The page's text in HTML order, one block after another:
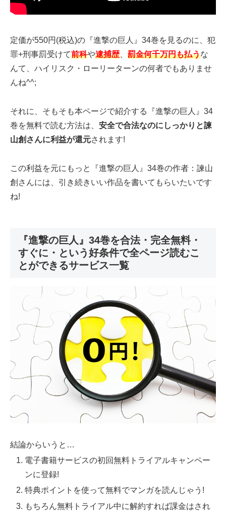
定価が550円(税込)の『進撃の巨人』34巻を見るのに、犯
罪+刑事罰受けて前科や逮捕歴、 罰金何千万円も払うな
んて、ハイリスク・ローリーターンの何者でもありませ
んね^^;
それに、そもそも本ページで紹介する『進撃の巨人』34
巻を無料で読む方法は、 安全で合法なのにしっかりと諫
山創さんに利益が還元されます!
この利益を元にもっと『進撃の巨人』34巻の作者：諫山
創さんには、引き続きいい作品を書いてもらいたいです
ね!
『進撃の巨人』34巻を合法・完全無料・
すぐに・という好条件で全ページ読むこ
とができるサービス一覧
結論からいうと…
電子書籍サービスの初回無料トライアルキャンペー
ンに登録!
特典ポイントを使って無料でマンガを読んじゃう!
もちろん無料トライアル中に解約すれば課金はされ